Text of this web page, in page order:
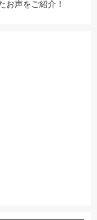
お声をご紹介！